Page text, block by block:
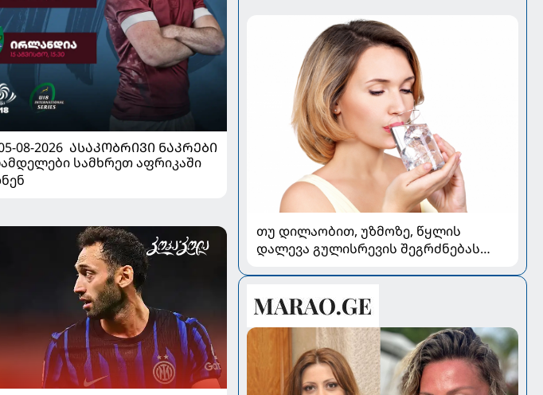
08-2026 ᲐᲡᲐᲙᲝᲑᲠᲘᲕᲘ ᲜᲐᲙᲠᲔᲑᲘ
სამხრეთ აფრიკაში
თუ დილაობით, უზმოზე, წყლის
დალევა გულისრევის შეგრძნებას